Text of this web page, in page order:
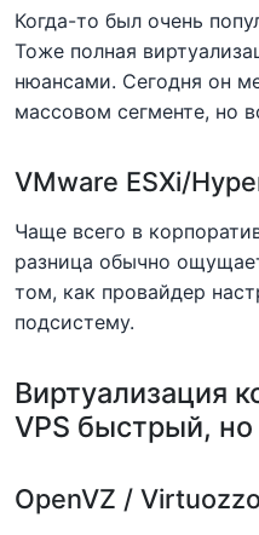
Когда-то был очень
Тоже полная
нюансами. Сегодня он
массовом сегменте, но
VMware ESXi/
Чаще всего в
разница обычно
том, как провайдер
подсистему.
Виртуализация
VPS быстрый, но
OpenVZ /